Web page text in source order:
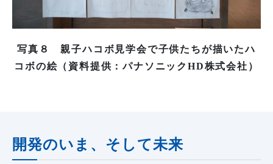
写真８ 親子ハコボ見学会で子供たちが描いたハ
コボの絵（資料提供：パナソニックHD株式会社）
開発のいま、そして未来